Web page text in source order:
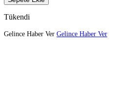
Tükendi
Gelince Haber Ver Gelince Haber Ver